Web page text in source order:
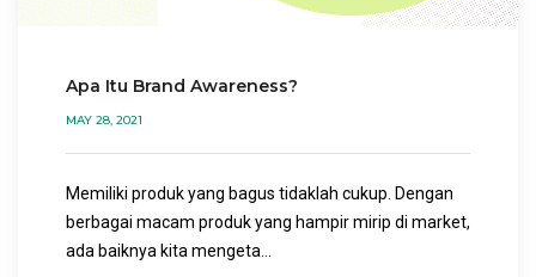
Apa Itu Brand Awareness?
MAY 28, 2021
Memiliki produk yang bagus tidaklah cukup. Dengan
berbagai macam produk yang hampir mirip di market,
ada baiknya kita mengeta...